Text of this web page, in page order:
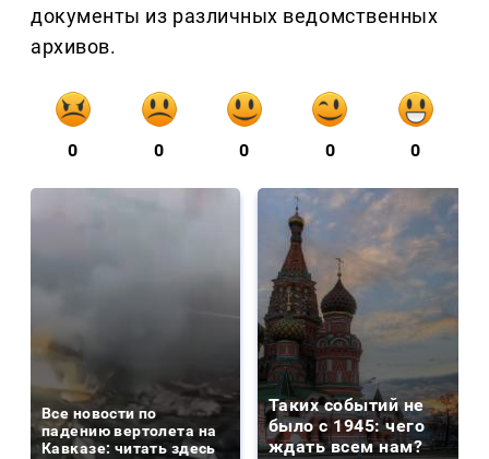
документы из различных ведомственных
архивов.
0 0 0 0 0
Все новости по
падению вертолета на
Кавказе: читать здесь
Таких событий не
было с 1945: чего
ждать всем нам?